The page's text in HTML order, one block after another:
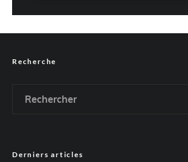
Recherche
Derniers articles